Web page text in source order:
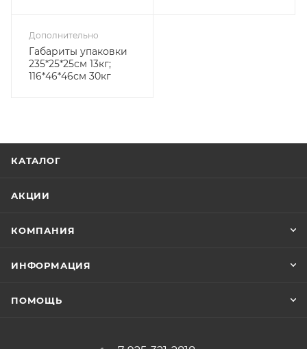
Дополнительно
Габариты упаковки
235*25*25см 13кг;
116*46*46см 30кг
КАТАЛОГ
АКЦИИ
КОМПАНИЯ
ИНФОРМАЦИЯ
ПОМОЩЬ